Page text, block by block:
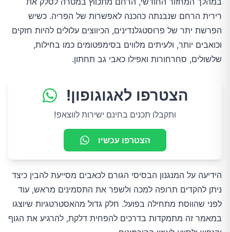
רירית הרחם שנבנתה כהכנה לאפשרות של הפריה. כשיש
הפרשת יתר של פרוסטגלנדינים, הכיווצים עלולים להיות חזקים
וכואבים יותר, ולעיתים מלווים בסימפטומים כמו בחילות,
שלשולים, סחרחורות ואפילו כאבי גב תחתון.
הצטרפו לאגוגופון!
ותקבלו תכנים בחינם ישירות לווצאפ!
הצטרפו עכשיו
הידיעה על המנגנון הבסיסי הגורם לכאבים מסייעת להבין כיצד
ניתן להקדים תרופה למכה ולשפר את התסמינים מראש, עוד
לפני שהווסת מתחילה בפועל. חלק גדול מהאסטרטגיות שיוצגו
במאמר זה מתמקדות בדרכים להפחית דלקת, להרגיע את הגוף